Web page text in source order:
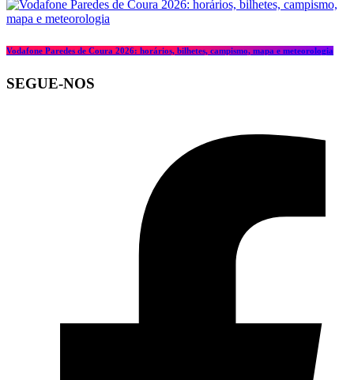
Vodafone Paredes de Coura 2026: horários, bilhetes, campismo, mapa e meteorologia
SEGUE-NOS